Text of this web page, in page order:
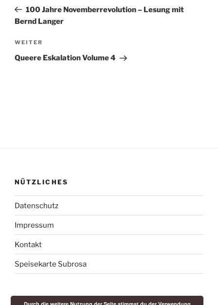
Beitrag
100 Jahre Novemberrevolution – Lesung mit
Bernd Langer
Nächster
Beitrag
WEITER
Queere Eskalation Volume 4
NÜTZLICHES
Datenschutz
Impressum
Kontakt
Speisekarte Subrosa